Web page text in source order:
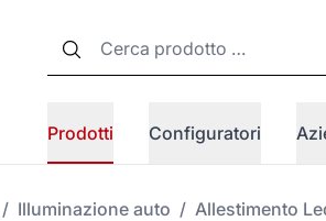
Prodotti Configuratori
/ Illuminazione auto / Allestimento